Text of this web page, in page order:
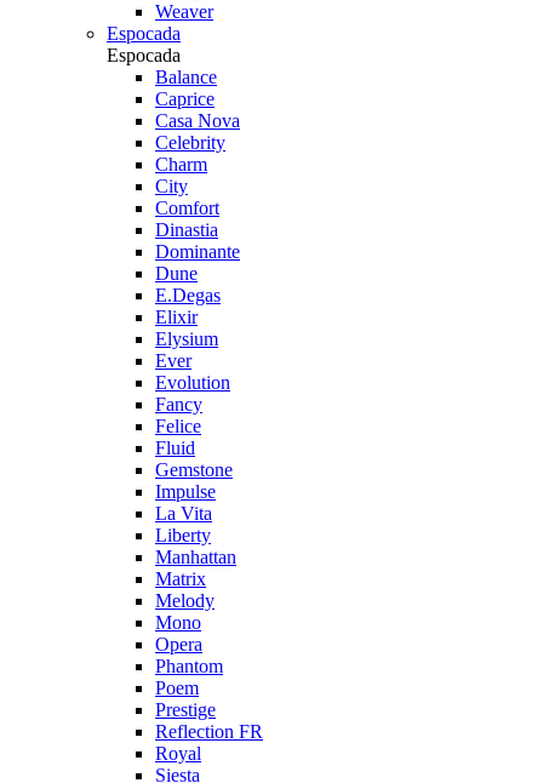
Weaver
Espocada
Espocada
Balance
Caprice
Casa Nova
Celebrity
Charm
City
Comfort
Dinastia
Dominante
Dune
E.Degas
Elixir
Elysium
Ever
Evolution
Fancy
Felice
Fluid
Gemstone
Impulse
La Vita
Liberty
Manhattan
Matrix
Melody
Mono
Opera
Phantom
Poem
Prestige
Reflection FR
Royal
Siesta